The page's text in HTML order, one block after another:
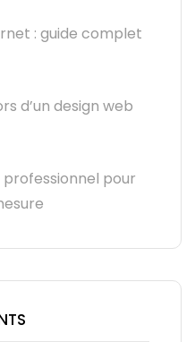
: guide complet
d’un design web
pour